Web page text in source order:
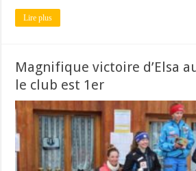
Lire plus
Magnifique victoire d’Elsa
le club est 1er